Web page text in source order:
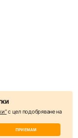
и видеа. Целта
съдържанието на
и нейният
с цел подобряване на
ПРИЕМАМ